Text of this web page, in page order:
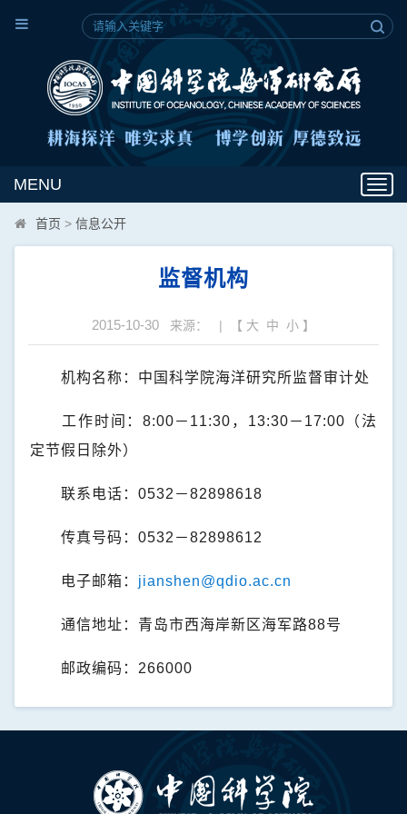
MENU
首页 > 信息公开
监督机构
2015-10-30 来源： | 【 大 中 小 】
机构名称：中国科学院海洋研究所监督审计处
工作时间：8:00－ 11:30 ， 13:30－ 17:00 （法
定节假日除外）
联系电话： 0532 －82898618
传真号码： 0532 －82898612
电子邮箱： jianshen@qdio.ac.cn
通信地址：青岛市西海岸新区海军路88号
邮政编码： 266000